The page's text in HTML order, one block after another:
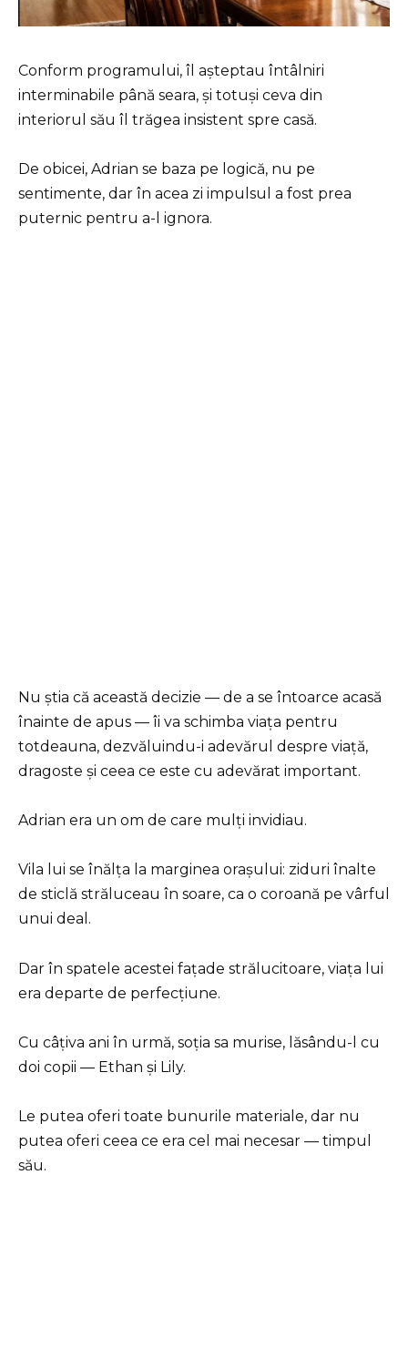
Conform programului, îl așteptau întâlniri
interminabile până seara, și totuși ceva din
interiorul său îl trăgea insistent spre casă.
De obicei, Adrian se baza pe logică, nu pe
sentimente, dar în acea zi impulsul a fost prea
puternic pentru a-l ignora.
Nu știa că această decizie — de a se întoarce acasă
înainte de apus — îi va schimba viața pentru
totdeauna, dezvăluindu-i adevărul despre viață,
dragoste și ceea ce este cu adevărat important.
Adrian era un om de care mulți invidiau.
Vila lui se înălța la marginea orașului: ziduri înalte
de sticlă străluceau în soare, ca o coroană pe vârful
unui deal.
Dar în spatele acestei fațade strălucitoare, viața lui
era departe de perfecțiune.
Cu câțiva ani în urmă, soția sa murise, lăsându-l cu
doi copii — Ethan și Lily.
Le putea oferi toate bunurile materiale, dar nu
putea oferi ceea ce era cel mai necesar — timpul
său.